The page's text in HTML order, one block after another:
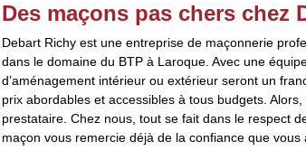
Des maçons pas chers chez
Debart Richy est une entreprise de maçonnerie
dans le domaine du BTP à Laroque. Avec une
d’aménagement intérieur ou extérieur seront un
prix abordables et accessibles à tous budgets.
prestataire. Chez nous, tout se fait dans le respect
maçon vous remercie déjà de la confiance que